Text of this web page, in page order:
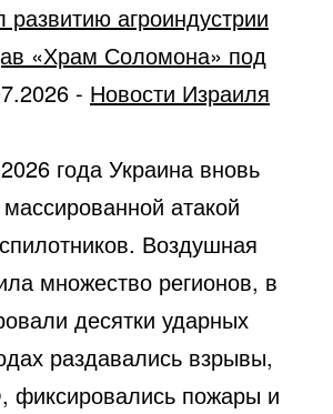
развитию агроиндустрии
«Храм Соломона» под
- Новости Израиля
года Украина вновь
атакой
Воздушная
множество регионов, в
десятки ударных
раздавались взрывы,
фиксировались пожары и